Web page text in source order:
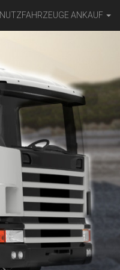
NUTZFAHRZEUGE ANKAUF